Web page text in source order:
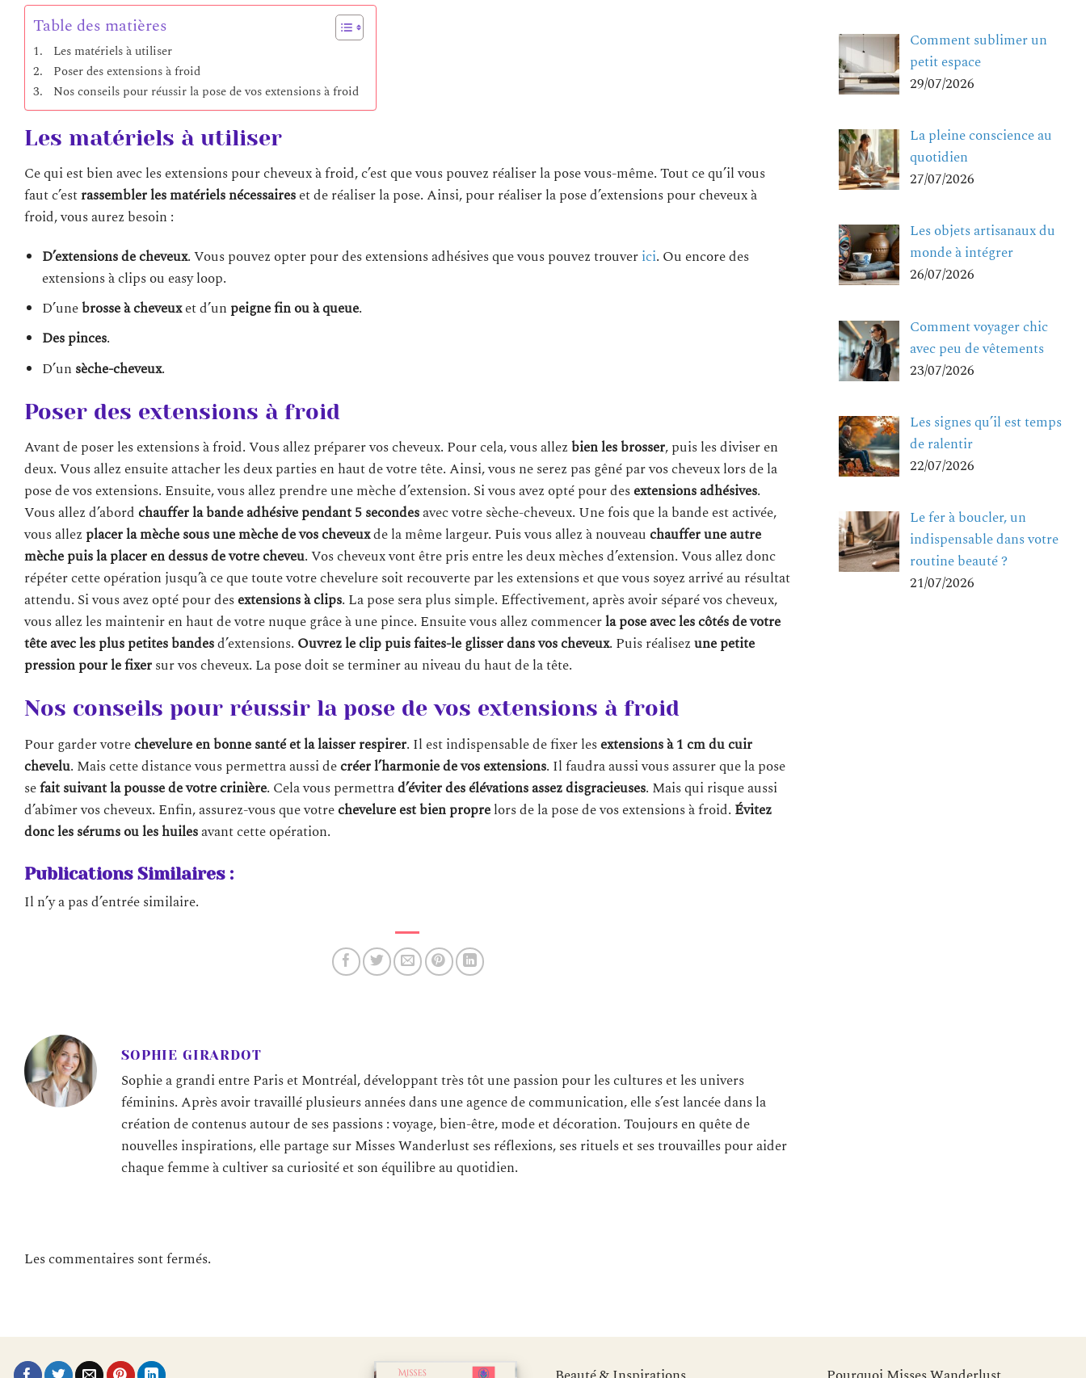
Table des matières
Les matériels à utiliser
Poser des extensions à froid
Nos conseils pour réussir la pose de vos extensions à froid
Les matériels à utiliser
Ce qui est bien avec les extensions pour cheveux à froid, c’est que vous pouvez réaliser la pose vous-même. Tout ce qu’il vous
faut c’estrassembler les matériels nécessaireset de réaliser la pose. Ainsi, pour réaliser la pose d’extensions pour cheveux à
froid, vous aurez besoin :
D’extensions de cheveux. Vous pouvez opter pour des extensions adhésives que vous pouvez trouverici. Ou encore des
extensions à clips ou easy loop.
D’unebrosse à cheveuxet d’un peigne fin ou à queue.
Des pinces.
D’un sèche-cheveux.
Poser des extensions à froid
Avant de poser les extensions à froid. Vous allez préparer vos cheveux. Pour cela, vous allezbien les brosser, puis les diviser en
deux. Vous allez ensuite attacher les deux parties en haut de votre tête. Ainsi, vous ne serez pas gêné par vos cheveux lors de la
pose de vos extensions. Ensuite, vous allez prendre une mèche d’extension. Si vous avez opté pour desextensions adhésives.
Vous allez d’abordchauffer la bande adhésive pendant 5 secondesavec votre sèche-cheveux. Une fois que la bande est activée,
vous allez placer la mèche sous une mèche de vos cheveuxde la même largeur. Puis vous allez à nouveauchauffer une autre
mèche puis la placer en dessus de votre cheveu. Vos cheveux vont être pris entre les deux mèches d’extension. Vous allez donc
répéter cette opération jusqu’à ce que toute votre chevelure soit recouverte par les extensions et que vous soyez arrivé au résultat
attendu. Si vous avez opté pour desextensions à clips. La pose sera plus simple. Effectivement, après avoir séparé vos cheveux,
vous allez les maintenir en haut de votre nuque grâce à une pince. Ensuite vous allez commencerla pose avec les côtés de votre
têteavec les plus petites bandesd’extensions. Ouvrez le clip puis faites-le glisser dans vos cheveux. Puis réalisezune petite
pression pour le fixersur vos cheveux. La pose doit se terminer au niveau du haut de la tête.
Nos conseils pour réussir la pose de vos extensions à froid
Pour garder votrechevelure en bonne santé et la laisser respirer. Il est indispensable de fixer lesextensions à 1 cm du cuir
chevelu. Mais cette distance vous permettra aussi decréer l’harmonie de vos extensions. Il faudra aussi vous assurer que la pose
sefait suivant la pousse de votre crinière. Cela vous permettrad’éviter des élévations assez disgracieuses. Mais qui risque aussi
d’abîmer vos cheveux. Enfin, assurez-vous que votrechevelure est bien proprelors de la pose de vos extensions à froid. Évitez
donc les sérums ou les huilesavant cette opération.
Publications Similaires :
Il n’y a pas d’entrée similaire.
SOPHIE GIRARDOT
Sophie a grandi entre Paris et Montréal, développant très tôt une passion pour les cultures et les univers
féminins. Après avoir travaillé plusieurs années dans une agence de communication, elle s’est lancée dans la
création de contenus autour de ses passions : voyage, bien-être, mode et décoration. Toujours en quête de
nouvelles inspirations, elle partage sur Misses Wanderlust ses réflexions, ses rituels et ses trouvailles pour aider
chaque femme à cultiver sa curiosité et son équilibre au quotidien.
Les commentaires sont fermés.
Comment sublimer un
petit espace
29/07/2026
La pleine conscience au
quotidien
27/07/2026
Les objets artisanaux du
monde à intégrer
26/07/2026
Comment voyager chic
avec peu de vêtements
23/07/2026
Les signes qu’il est temps
de ralentir
22/07/2026
Le fer à boucler, un
indispensable dans votre
routine beauté ?
21/07/2026